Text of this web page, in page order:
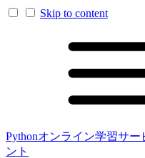
Skip to content
Pythonオンライン学習サ
ント